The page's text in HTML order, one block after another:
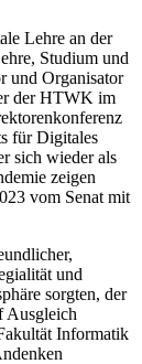
Lehre an der
Studium und
und Organisator
der HTWK im
für Digitales
sich wieder als
zeigen
vom Senat mit
und
sorgten, der
Ausgleich
Informatik